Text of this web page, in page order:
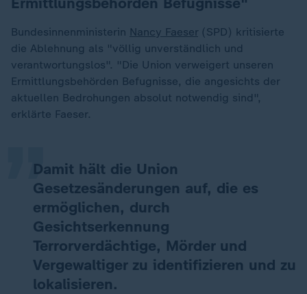
Bundesinnenministerin Nancy Faeser (SPD) kritisierte
die Ablehnung als "völlig unverständlich und
verantwortungslos". "Die Union verweigert unseren
Ermittlungsbehörden Befugnisse, die angesichts der
aktuellen Bedrohungen absolut notwendig sind",
erklärte Faeser.
Damit hält die Union
Gesetzesänderungen auf, die es
ermöglichen, durch
Gesichtserkennung
Terrorverdächtige, Mörder und
Vergewaltiger zu identifizieren und zu
lokalisieren.
„